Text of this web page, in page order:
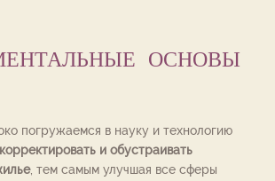
ОСНОВЫ
погружаемся в науку и технологию
и обустраивать
, тем самым улучшая все сферы